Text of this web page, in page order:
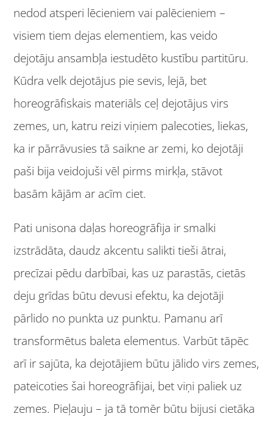
nedod atsperi lēcieniem vai palēcieniem –
visiem tiem dejas elementiem, kas veido
dejotāju ansambļa iestudēto kustību partitūru.
Kūdra velk dejotājus pie sevis, lejā, bet
horeogrāfiskais materiāls ceļ dejotājus virs
zemes, un, katru reizi viņiem palecoties, liekas,
ka ir pārrāvusies tā saikne ar zemi, ko dejotāji
paši bija veidojuši vēl pirms mirkļa, stāvot
basām kājām ar acīm ciet.
Pati unisona daļas horeogrāfija ir smalki
izstrādāta, daudz akcentu salikti tieši ātrai,
precīzai pēdu darbībai, kas uz parastās, cietās
deju grīdas būtu devusi efektu, ka dejotāji
pārlido no punkta uz punktu. Pamanu arī
transformētus baleta elementus. Varbūt tāpēc
arī ir sajūta, ka dejotājiem būtu jālido virs zemes,
pateicoties šai horeogrāfijai, bet viņi paliek uz
zemes. Pieļauju – ja tā tomēr būtu bijusi cietāka